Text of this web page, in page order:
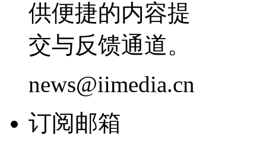
供便捷的内容提
交与反馈通道。
news@iimedia.cn
订阅邮箱